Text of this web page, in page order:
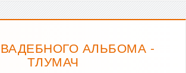
АЛЬБОМА -
ТЛУМАЧ